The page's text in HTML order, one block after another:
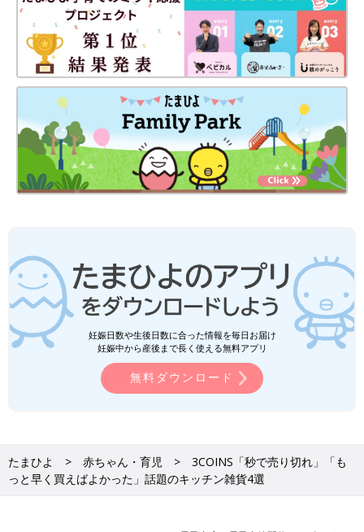
妊娠日数や生後日数に合った情報を毎日お届け
妊娠中から産後まで長く使える無料アプリ
無料ダウンロード
たまひよ 赤ちゃん・育児
3COINS「秒で売り切れ」「も
っと早く買えばよかった」話題のキッチン雑貨4選